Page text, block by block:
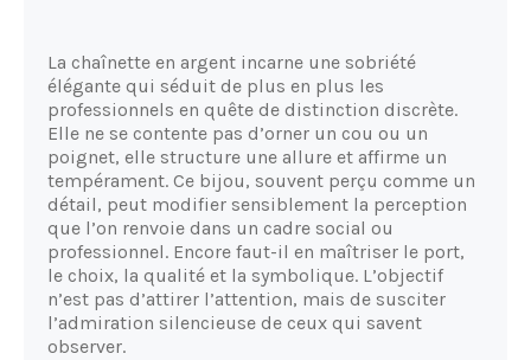
La chaînette en argent incarne une sobriété
élégante qui séduit de plus en plus les
professionnels en quête de distinction discrète.
Elle ne se contente pas d’orner un cou ou un
poignet, elle structure une allure et affirme un
tempérament. Ce bijou, souvent perçu comme un
détail, peut modifier sensiblement la perception
que l’on renvoie dans un cadre social ou
professionnel. Encore faut-il en maîtriser le port,
le choix, la qualité et la symbolique. L’objectif
n’est pas d’attirer l’attention, mais de susciter
l’admiration silencieuse de ceux qui savent
observer.